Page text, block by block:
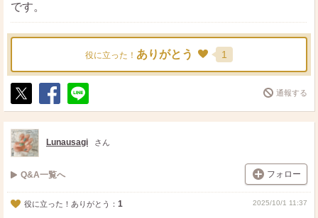
です。
役に立った！ ありがとう 1
ポ
ス
ト
シ
ェ
送
る
通報する
Lunausagi さん
Q&A一覧へ フォロー
役に立った！ありがとう： 1 2025/10/1 11:37